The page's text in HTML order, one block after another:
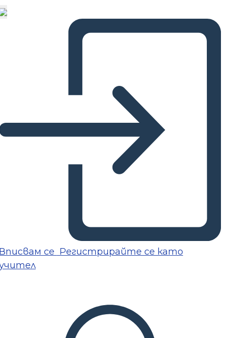
Вписвам се Регистрирайте се като